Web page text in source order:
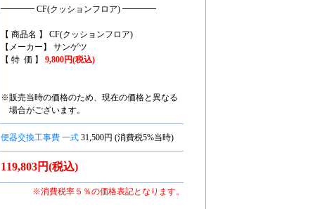
━━━━ CF(クッションフロア) ━━━━
【 商品名 】 CF(クッションフロア)
【メーカー】 サンゲツ
【 特 価 】 9,800円(税込)
※販売当時の価格のため、現在の価格と異なる
場合がございます。
便器交換工事費 一式 31,500円 (消費税5%当時)
119,803円(税込)
※消費税率５％の価格表記となります。